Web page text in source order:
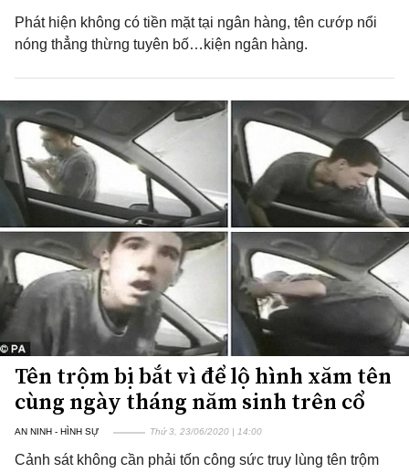
Phát hiện không có tiền mặt tại ngân hàng, tên cướp nổi
nóng thẳng thừng tuyên bố…kiện ngân hàng.
Tên trộm bị bắt vì để lộ hình xăm tên
cùng ngày tháng năm sinh trên cổ
AN NINH - HÌNH SỰ Thứ 3, 23/06/2020 | 14:00
Cảnh sát không cần phải tốn công sức truy lùng tên trộm